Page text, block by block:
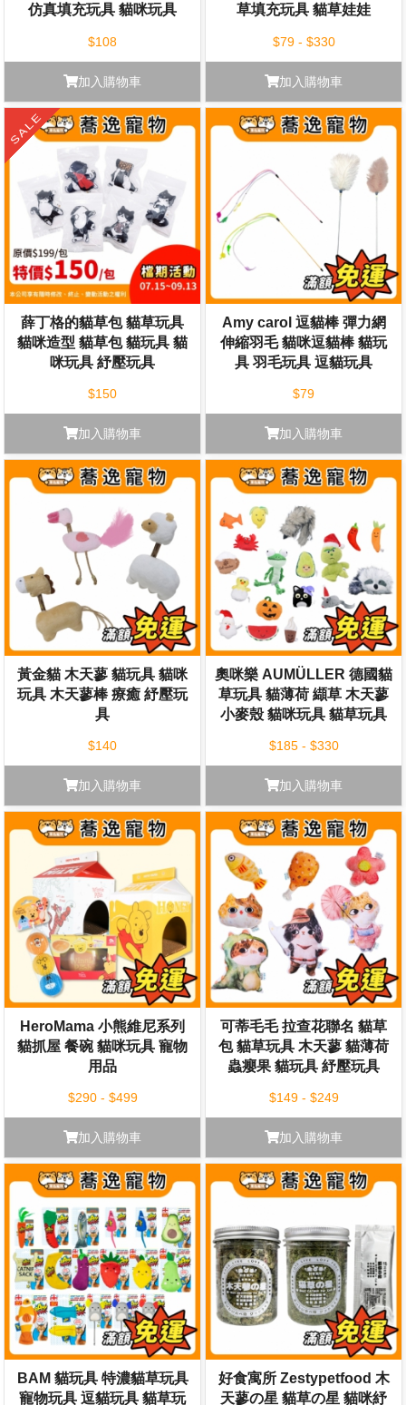
仿真填充玩具 貓咪玩具
$108
加入購物車
草填充玩具 貓草娃娃
$79 - $330
加入購物車
薛丁格的貓草包 貓草玩具
貓咪造型 貓草包 貓玩具 貓
咪玩具 紓壓玩具
$150
加入購物車
Amy carol 逗貓棒 彈力網
伸縮羽毛 貓咪逗貓棒 貓玩
具 羽毛玩具 逗貓玩具
$79
加入購物車
黃金貓 木天蓼 貓玩具 貓咪
玩具 木天蓼棒 療癒 紓壓玩
具
$140
加入購物車
奧咪樂 AUMÜLLER 德國貓
草玩具 貓薄荷 纈草 木天蓼
小麥殼 貓咪玩具 貓草玩具
$185 - $330
加入購物車
HeroMama 小熊維尼系列
貓抓屋 餐碗 貓咪玩具 寵物
用品
$290 - $499
加入購物車
可蒂毛毛 拉查花聯名 貓草
包 貓草玩具 木天蓼 貓薄荷
蟲癭果 貓玩具 紓壓玩具
$149 - $249
加入購物車
BAM 貓玩具 特濃貓草玩具
寵物玩具 逗貓玩具 貓草玩
好食寓所 Zestypetfood 木
天蓼の星 貓草の星 貓咪紓